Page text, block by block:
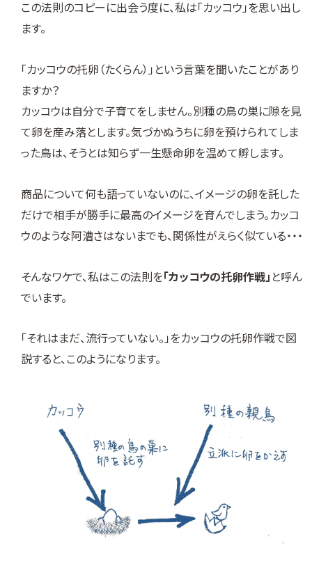
この法則のコピーに出会う度に、私は「カッコウ」を思い出し
ます。
「カッコウの托卵（たくらん）」という言葉を聞いたことがあり
ますか？
カッコウは自分で子育てをしません。別種の鳥の巣に隙を見
て卵を産み落とします。気づかぬうちに卵を預けられてしま
った鳥は、そうとは知らず一生懸命卵を温めて孵します。
商品について何も語っていないのに、イメージの卵を託した
だけで相手が勝手に最高のイメージを育んでしまう。カッコ
ウのような阿漕さはないまでも、関係性がえらく似ている・・・
そんなワケで、私はこの法則を「カッコウの托卵作戦」 と呼ん
でいます。
「それはまだ、流行っていない。」をカッコウの托卵作戦で図
説すると、このようになります。